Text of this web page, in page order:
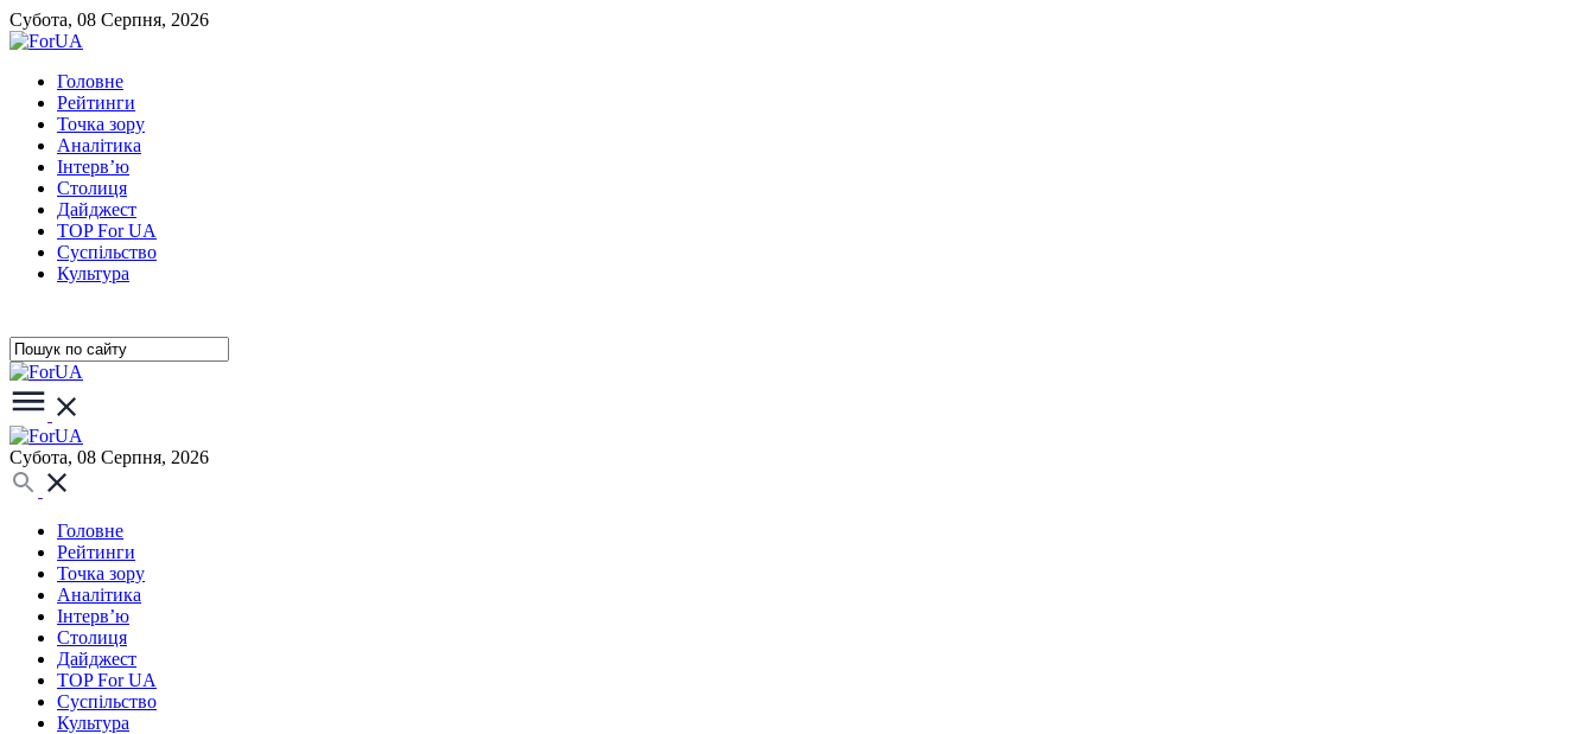
Субота, 08 Серпня, 2026
Головне
Рейтинги
Точка зору
Аналітика
Інтерв’ю
Столиця
Дайджест
TOP For UA
Суспiльство
Культура
Субота, 08 Серпня, 2026
Головне
Рейтинги
Точка зору
Аналітика
Інтерв’ю
Столиця
Дайджест
TOP For UA
Суспiльство
Культура